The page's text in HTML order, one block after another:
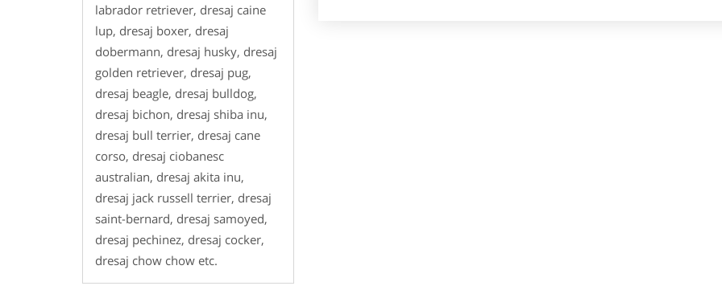
labrador retriever, dresaj caine
lup, dresaj boxer, dresaj
dobermann, dresaj husky, dresaj
golden retriever, dresaj pug,
dresaj beagle, dresaj bulldog,
dresaj bichon, dresaj shiba inu,
dresaj bull terrier, dresaj cane
corso, dresaj ciobanesc
australian, dresaj akita inu,
dresaj jack russell terrier, dresaj
saint-bernard, dresaj samoyed,
dresaj pechinez, dresaj cocker,
dresaj chow chow etc.